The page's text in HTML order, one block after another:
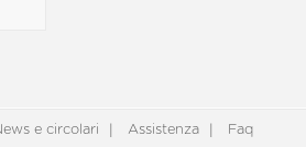
e circolari Assistenza Faq